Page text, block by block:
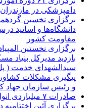
دامپزشکی در مازندران
برگزاری نخسین
دانشگاه‌ها و اساتید
مقاومت کشور
برگزاری نخستین
بازدید مدیرکل بنیاد
سیدالشهدای خدمت (
پیگیری مشکلات
و رئیس سازمان جهاد
صادرات ۷ میلیاردی انواع صنایع دستی از مرکز مازندران
برگزاری آئین